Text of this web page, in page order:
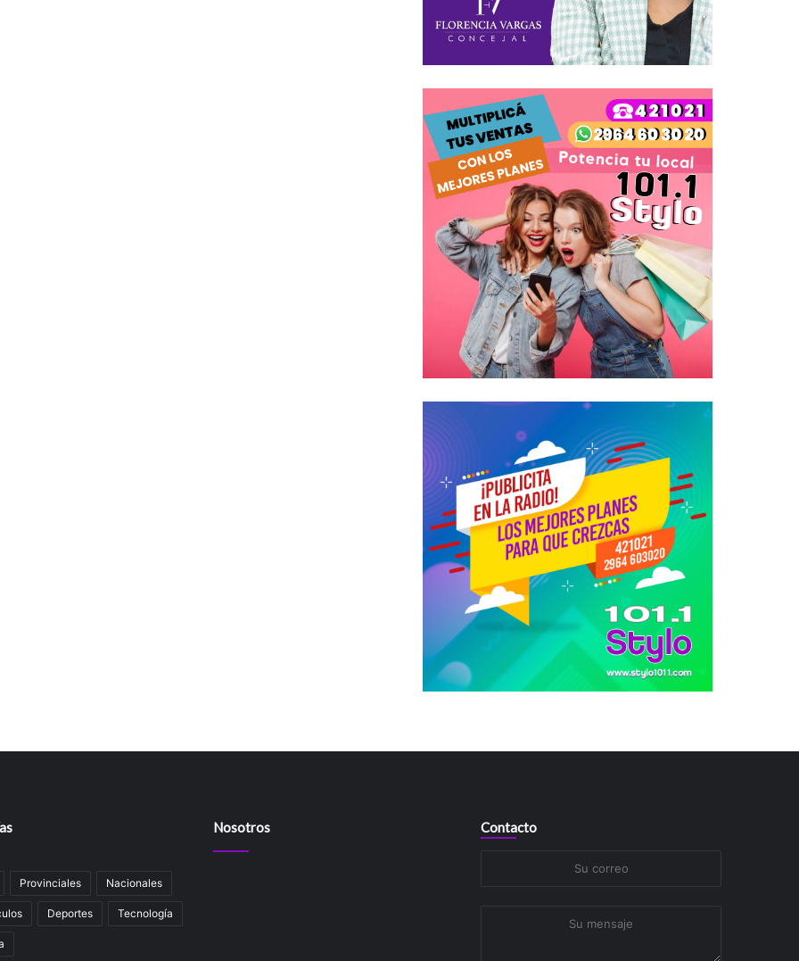
Provinciales Nacionales
Deportes Tecnología
Nosotros Contacto